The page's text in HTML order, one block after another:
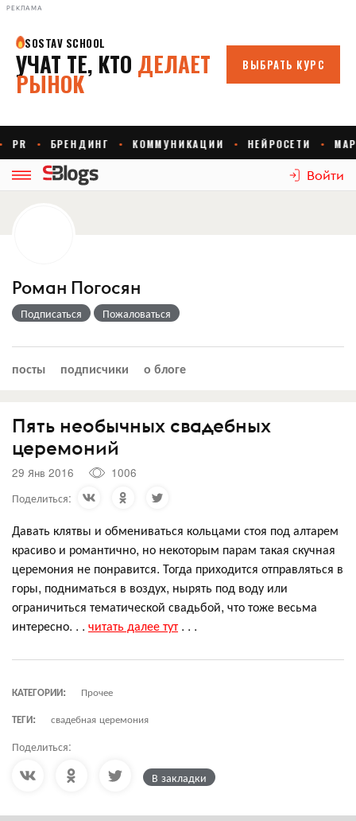
РЕКЛАМА
Войти
Роман Погосян
Подписаться Пожаловаться
посты подписчики о блоге
Пять необычных свадебных
церемоний
29 Янв 2016
1006
Поделиться:
Давать клятвы и обмениваться кольцами стоя под алтарем
красиво и романтично, но некоторым парам такая скучная
церемония не понравится. Тогда приходится отправляться в
горы, подниматься в воздух, нырять под воду или
ограничиться тематической свадьбой, что тоже весьма
интересно. . . читать далее тут . . .
КАТЕГОРИИ:
Прочее
ТЕГИ:
свадебная церемония
Поделиться:
В закладки